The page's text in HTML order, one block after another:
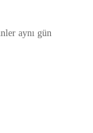
aynı gün